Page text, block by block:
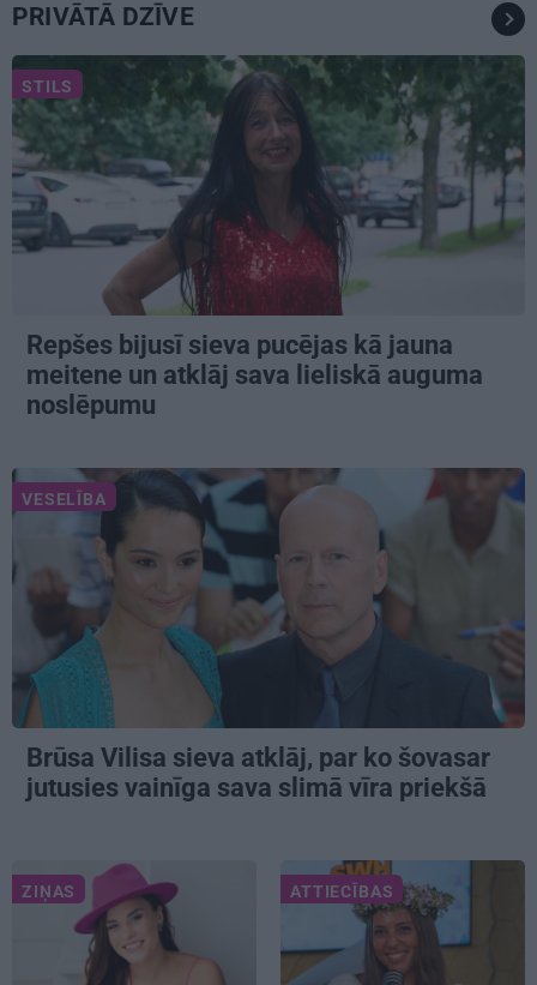
PRIVĀTĀ DZĪVE
STILS
Repšes bijusī sieva pucējas kā jauna
meitene un atklāj sava lieliskā auguma
noslēpumu
VESELĪBA
Brūsa Vilisa sieva atklāj, par ko šovasar
jutusies vainīga sava slimā vīra priekšā
ZIŅAS ATTIECĪBAS